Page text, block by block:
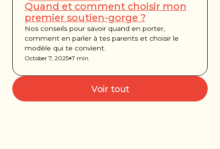
Quand et comment choisir mon
premier soutien-gorge ?
Nos conseils pour savoir quand en porter,
comment en parler à tes parents et choisir le
modèle qui te convient.
October 7, 2025•7 min.
Voir tout